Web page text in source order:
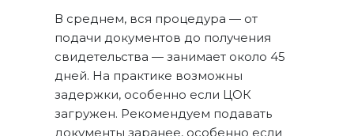
В среднем, вся процедура — от
подачи документов до получения
свидетельства — занимает около 45
дней. На практике возможны
задержки, особенно если ЦОК
загружен. Рекомендуем подавать
документы заранее, особенно если